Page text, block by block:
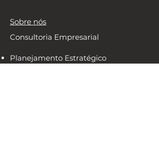
Sobre nós
Consultoria Empresarial
Planejamento Estratégico